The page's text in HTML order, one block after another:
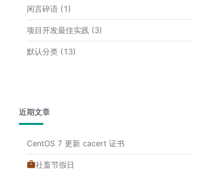
闲言碎语 (1)
项目开发最佳实践 (3)
默认分类 (13)
近期文章
CentOS 7 更新 cacert 证书
社畜节假日